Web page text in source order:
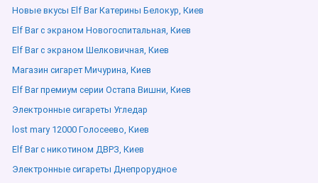
Новые вкусы Elf Bar Катерины Белокур, Киев
Elf Bar с экраном Новогоспитальная, Киев
Elf Bar с экраном Шелковичная, Киев
Магазин сигарет Мичурина, Киев
Elf Bar премиум серии Остапа Вишни, Киев
Электронные сигареты Угледар
lost mary 12000 Голосеево, Киев
Elf Bar с никотином ДВРЗ, Киев
Электронные сигареты Днепрорудное